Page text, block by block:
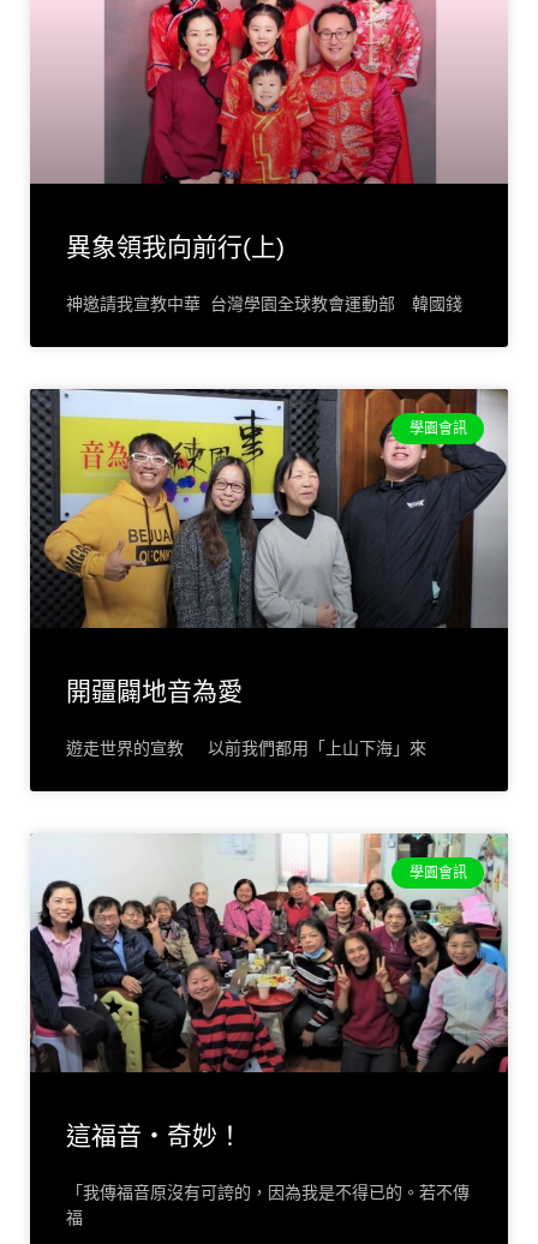
異象領我向前行(上)
神邀請我宣教中華 台灣學園全球教會運動部 韓國錢
學園會訊
開疆闢地音為愛
遊走世界的宣教 以前我們都用「上山下海」來
學園會訊
這福音‧奇妙！
「我傳福音原沒有可誇的，因為我是不得已的。若不傳
福